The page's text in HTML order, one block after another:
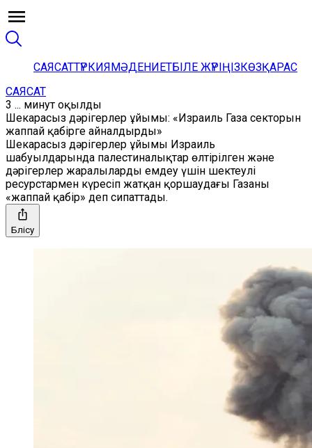
САЯСАТТҮРКИЯМӘДЕНИЕТБІЛЕ ЖҮРІҢІЗКӨЗҚАРАС
САЯСАТ
3 ... минут оқылды
Шекарасыз дәрігерлер ұйымы: «Израиль Газа секторын
жаппай қабірге айналдырды»
Шекарасыз дәрігерлер ұйымы Израиль
шабуылдарында палестиналықтар өлтірілген және
дәрігерлер жаралыларды емдеу үшін шектеулі
ресурстармен күресіп жатқан қоршаудағы Газаны
«жаппай қабір» деп сипаттады.
Бөлісу